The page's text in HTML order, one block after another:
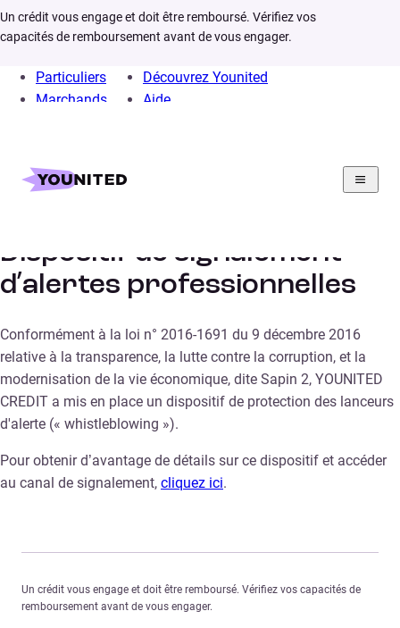
Un crédit vous engage et doit être remboursé. Vérifiez vos
capacités de remboursement avant de vous engager.
Particuliers
Marchands
Découvrez Younited
Aide
Home
Section juridique
Dispositif de signalement
d’alertes professionnelles
Conformément à la loi n° 2016-1691 du 9 décembre 2016
relative à la transparence, la lutte contre la corruption, et la
modernisation de la vie économique, dite Sapin 2, YOUNITED
CREDIT a mis en place un dispositif de protection des lanceurs
d'alerte (« whistleblowing »).
Pour obtenir d’avantage de détails sur ce dispositif et accéder
au canal de signalement, cliquez ici.
Un crédit vous engage et doit être remboursé. Vérifiez vos capacités de
remboursement avant de vous engager.